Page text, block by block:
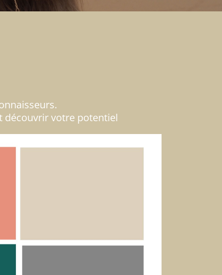
découvrir votre potentiel